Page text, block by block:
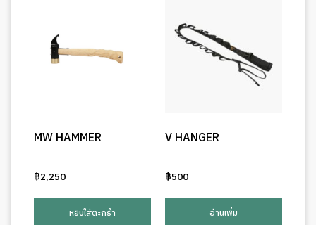
MW HAMMER
฿2,250
หยิบใส่ตะกร้า
V HANGER
฿500
อ่านเพิ่ม